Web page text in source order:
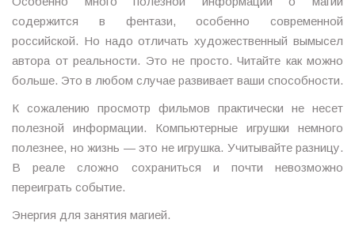
содержится в фентази, особенно современной
российской. Но надо отличать художественный вымысел
автора от реальности. Это не просто. Читайте как можно
больше. Это в любом случае развивает ваши способности.
К сожалению просмотр фильмов практически не несет
полезной информации. Компьютерные игрушки немного
полезнее, но жизнь — это не игрушка. Учитывайте разницу.
В реале сложно сохраниться и почти невозможно
переиграть событие.
Энергия для занятия магией.